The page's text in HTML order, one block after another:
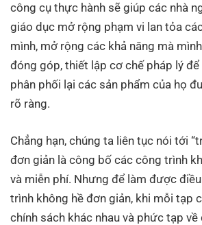
công cụ thực hành sẽ giúp các nhà
giáo dục mở rộng phạm vi lan tỏa
mình, mở rộng các khả năng mà
đóng góp, thiết lập cơ chế pháp lý
phân phối lại các sản phẩm của họ
rõ ràng.
Chẳng hạn, chúng ta liên tục nói tới
đơn giản là công bố các công trình
và miễn phí. Nhưng để làm được
trình không hề đơn giản, khi mỗi tạp
chính sách khác nhau và phức tạp